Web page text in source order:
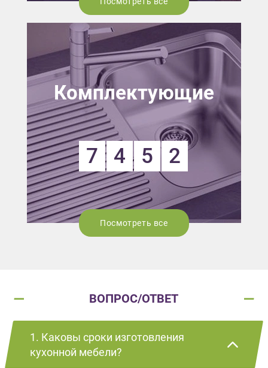
Комплектующие
7 4 5 2
Посмотреть все
ВОПРОС/ОТВЕТ
1. Каковы сроки изготовления
кухонной мебели?